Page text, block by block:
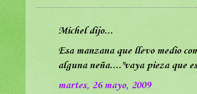
Michel dijo...
Esa manzana que llevo medio
alguna neña...."vaya pieza que
martes, 26 mayo, 2009